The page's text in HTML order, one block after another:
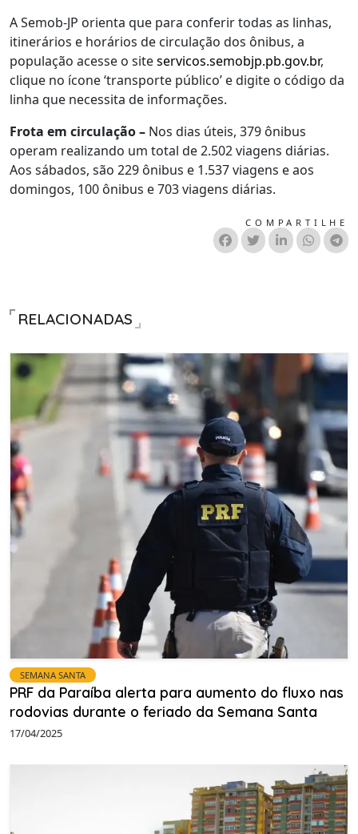
A Semob-JP orienta que para conferir todas as linhas,
itinerários e horários de circulação dos ônibus, a
população acesse o siteservicos.semobjp.pb.gov.br,
clique no ícone ‘transporte público’ e digite o código da
linha que necessita de informações.
Frota em circulação – Nos dias úteis, 379 ônibus
operam realizando um total de 2.502 viagens diárias.
Aos sábados, são 229 ônibus e 1.537 viagens e aos
domingos, 100 ônibus e 703 viagens diárias.
COMPARTILHE
RELACIONADAS
SEMANA SANTA
PRF da Paraíba alerta para aumento do fluxo nas
rodovias durante o feriado da Semana Santa
17/04/2025